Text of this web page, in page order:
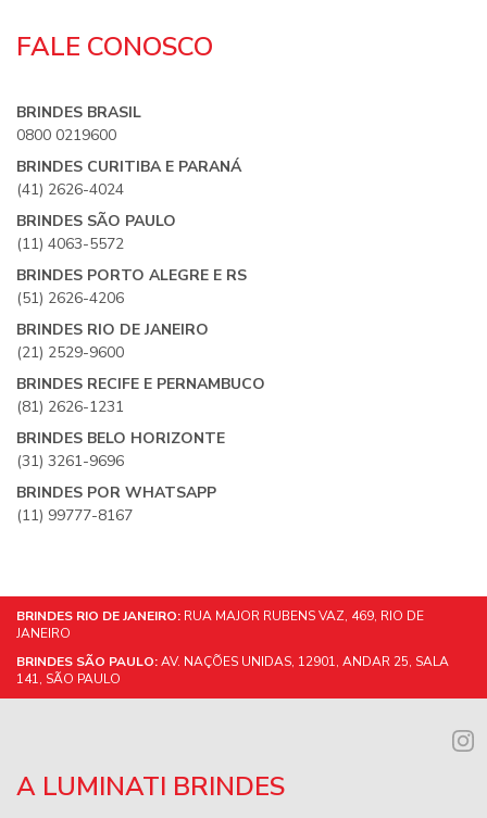
FALE CONOSCO
BRINDES BRASIL
0800 0219600
BRINDES CURITIBA E PARANÁ
(41) 2626-4024
BRINDES SÃO PAULO
(11) 4063-5572
BRINDES PORTO ALEGRE E RS
(51) 2626-4206
BRINDES RIO DE JANEIRO
(21) 2529-9600
BRINDES RECIFE E PERNAMBUCO
(81) 2626-1231
BRINDES BELO HORIZONTE
(31) 3261-9696
BRINDES POR WHATSAPP
(11) 99777-8167
BRINDES RIO DE JANEIRO: RUA MAJOR RUBENS VAZ, 469, RIO DE
JANEIRO
BRINDES SÃO PAULO:AV. NAÇÕES UNIDAS, 12901, ANDAR 25, SALA
141, SÃO PAULO
A LUMINATI BRINDES